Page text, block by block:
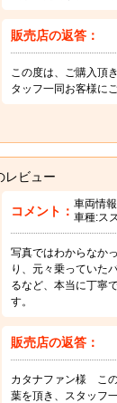
販売店の返答：
この度は、ご購入頂
タッフ一同お客様に
ビュー
コメント： 車両情
車種:ス
写真ではわからなか
り、元々乗っていた
るなど、本当に丁寧
す。
販売店の返答：
カタナファン様 こ
葉を頂き、スタッフ